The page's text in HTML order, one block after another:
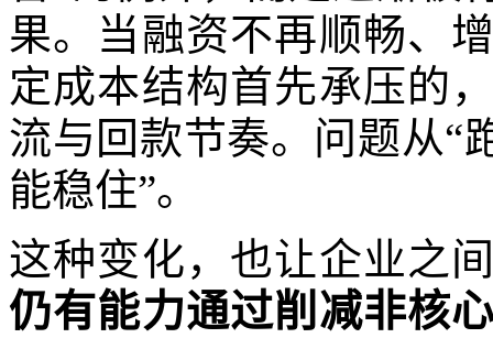
果。当融资不再顺畅、
定成本结构首先承压的
流与回款节奏。问题从“
能稳住”。
这种变化，也让企业之
仍有能力通过削减非核